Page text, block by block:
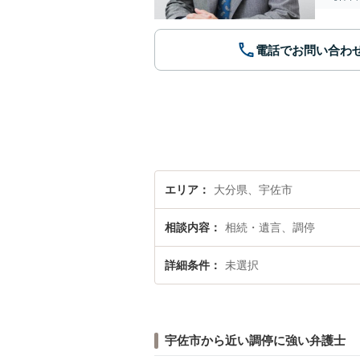
電話でお問い合わ
エリア 大分県、宇佐市
相談内容 相続・遺言、調停
詳細条件 未選択
宇佐市から近い調停に強い弁護士